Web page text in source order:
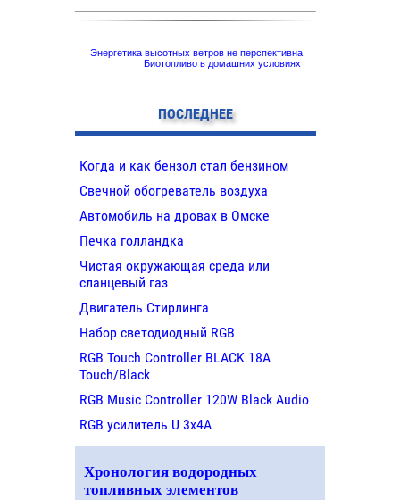
Энергетика высотных ветров не перспективна
Биотопливо в домашних условиях
ПОСЛЕДНЕЕ
Когда и как бензол стал бензином
Свечной обогреватель воздуха
Автомобиль на дровах в Омске
Печка голландка
Чистая окружающая среда или
сланцевый газ
Двигатель Стирлинга
Набор светодиодный RGB
RGB Touch Controller BLACK 18A
Touch/Black
RGB Music Controller 120W Black Audio
RGB усилитель U 3х4A
Хронология водородных
топливных элементов